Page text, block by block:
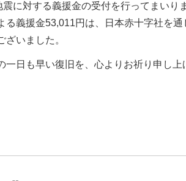
に対する義援金の受付を行ってまい
る義援金53,011円は、日本赤十字社を
ざいました。
一日も早い復旧を、心よりお祈り申し上